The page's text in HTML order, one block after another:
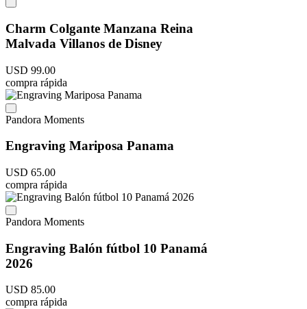
Charm Colgante Manzana Reina
Malvada Villanos de Disney
USD 99.00
compra rápida
Pandora Moments
Engraving Mariposa Panama
USD 65.00
compra rápida
Pandora Moments
Engraving Balón fútbol 10 Panamá
2026
USD 85.00
compra rápida